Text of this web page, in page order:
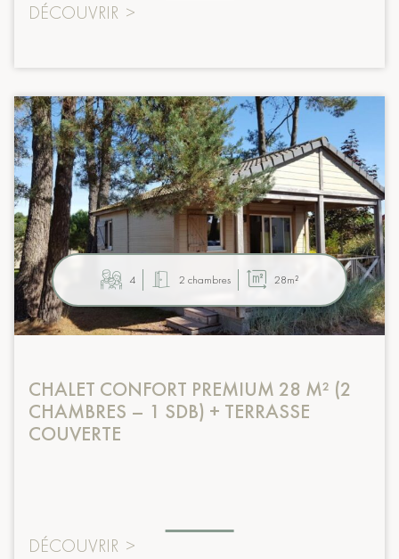
DÉCOUVRIR >
4 2 chambres 28m²
CHALET CONFORT PREMIUM 28 M² (2
CHAMBRES – 1 SDB) + TERRASSE
COUVERTE
DÉCOUVRIR >